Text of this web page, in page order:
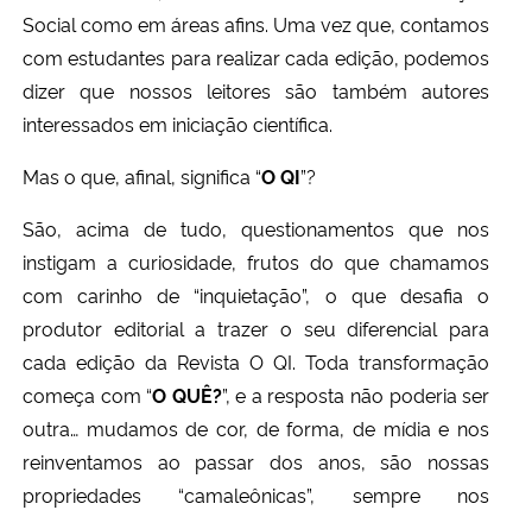
Secretaria-Geral
Secretaria de Governo
Gabinete de Segurança Institucional
Advocacia-Geral da União
Banco Central do Brasil
Social como em áreas afins. Uma vez que, contamos
com estudantes para realizar cada edição, podemos
dizer que nossos leitores são também autores
interessados em iniciação científica.
Mas o que, afinal, significa “O QI”?
São, acima de tudo, questionamentos que nos
instigam a curiosidade, frutos do que chamamos
com carinho de “inquietação”, o que desafia o
produtor editorial a trazer o seu diferencial para
cada edição da Revista O QI. Toda transformação
começa com “O QUÊ?”, e a resposta não poderia ser
outra… mudamos de cor, de forma, de mídia e nos
reinventamos ao passar dos anos, são nossas
propriedades “camaleônicas”, sempre nos